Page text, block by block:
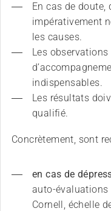
En cas de
impérativement
les causes.
Les
indispensables.
Les résultats
qualifié.
Concrètement, sont
en cas de
auto-évaluations
Cornell, échelle